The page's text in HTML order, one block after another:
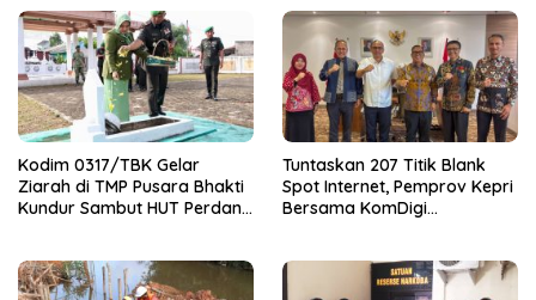
Kodim 0317/TBK Gelar
Ziarah di TMP Pusara Bhakti
Kundur Sambut HUT Perdana
Tuntaskan 207 Titik Blank
Spot Internet, Pemprov Kepri
Bersama KomDigi